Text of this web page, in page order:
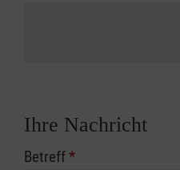
Ihre Nachricht
Betreff*